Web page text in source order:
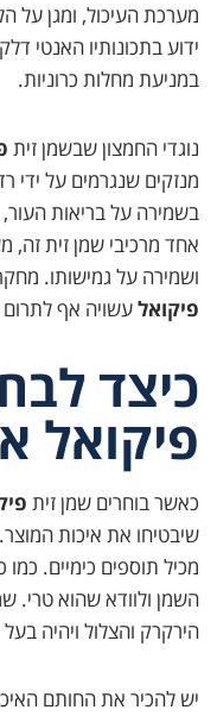
מערכת העיכול, ומגן על
ידוע בתכונותיו האנטי
במניעת מחלות כרוניות.
נוגדי החמצון שבשמן זית
מנזקים שנגרמים על ידי
אחד מרכיבי שמן זית זה,
ושמירה על גמישותו.
פיקואלעשויה אף לתרום
כיצד
פיקואל
כאשר בוחרים שמן זית
שיבטיחו את איכות
מכיל תוספים כימיים.
השמן ולוודא שהוא טרי.
הירקרק והצלול ויהיה
יש להכיר את החותם